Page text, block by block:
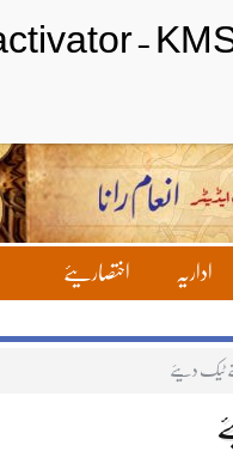
Saturday، 8 August 2026ء
اداریہ اختصاریئے